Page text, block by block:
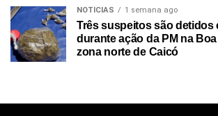
NOTICIAS 1 semana ago
Três suspeitos são detidos
durante ação da PM na
zona norte de Caicó